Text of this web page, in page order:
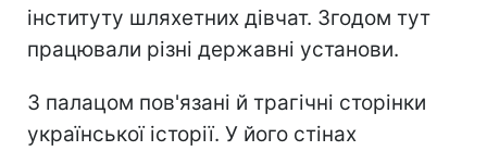
інституту шляхетних дівчат. Згодом тут
працювали різні державні установи.
З палацом пов'язані й трагічні сторінки
української історії. У його стінах